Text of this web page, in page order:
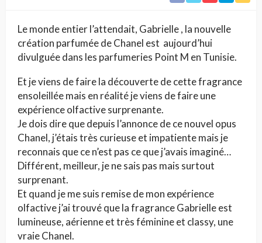
Le monde entier l’attendait, Gabrielle , la nouvelle
création parfumée de Chanel est aujourd’hui
divulguée dans les parfumeries Point M en Tunisie.
Et je viens de faire la découverte de cette fragrance
ensoleillée mais en réalité je viens de faire une
expérience olfactive surprenante.
Je dois dire que depuis l’annonce de ce nouvel opus
Chanel, j’étais très curieuse et impatiente mais je
reconnais que ce n’est pas ce que j’avais imaginé…
Différent, meilleur, je ne sais pas mais surtout
surprenant.
Et quand je me suis remise de mon expérience
olfactive j’ai trouvé que la fragrance Gabrielle est
lumineuse, aérienne et très féminine et classy, une
vraie Chanel.